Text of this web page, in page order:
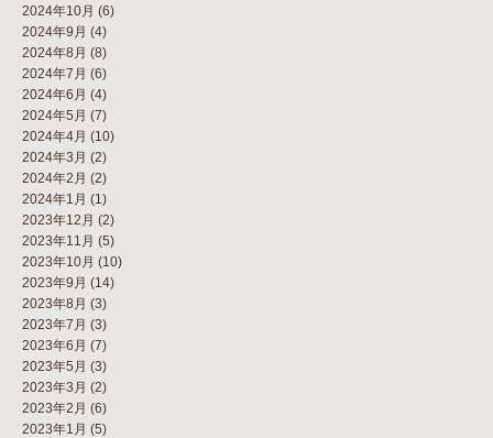
2024年10月 (6)
2024年9月 (4)
2024年8月 (8)
2024年7月 (6)
2024年6月 (4)
2024年5月 (7)
2024年4月 (10)
2024年3月 (2)
2024年2月 (2)
2024年1月 (1)
2023年12月 (2)
2023年11月 (5)
2023年10月 (10)
2023年9月 (14)
2023年8月 (3)
2023年7月 (3)
2023年6月 (7)
2023年5月 (3)
2023年3月 (2)
2023年2月 (6)
2023年1月 (5)